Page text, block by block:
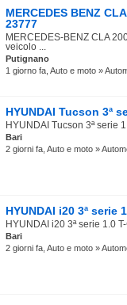
MERCEDES BENZ
23777
MERCEDES-BENZ CLA
veicolo ...
Putignano
1 giorno fa, Auto e moto »
HYUNDAI Tucson 3ª
HYUNDAI Tucson 3ª serie
Bari
2 giorni fa, Auto e moto »
HYUNDAI i20 3ª serie
HYUNDAI i20 3ª serie 1.0
Bari
2 giorni fa, Auto e moto »